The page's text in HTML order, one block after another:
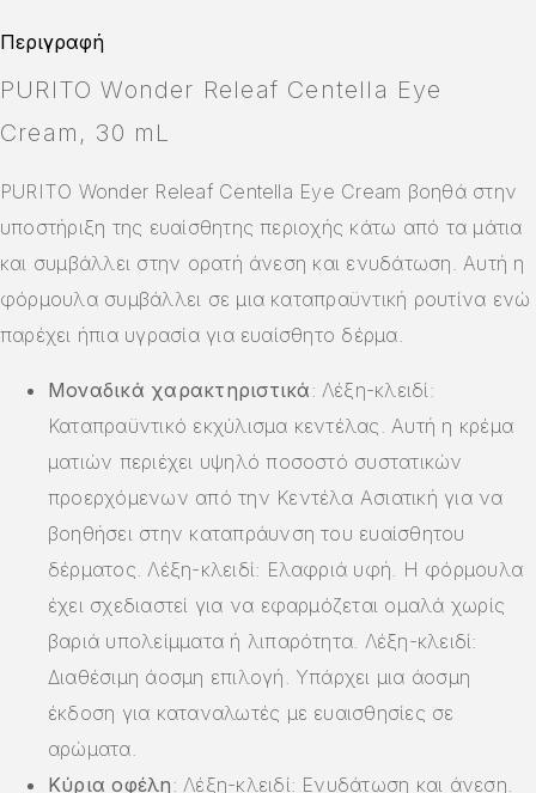
Περιγραφή
PURITO Wonder Releaf Centella Eye
Cream, 30 mL
PURITO Wonder Releaf Centella Eye Cream βοηθά στην
υποστήριξη της ευαίσθητης περιοχής κάτω από τα μάτια
και συμβάλλει στην ορατή άνεση και ενυδάτωση. Αυτή η
φόρμουλα συμβάλλει σε μια καταπραϋντική ρουτίνα ενώ
παρέχει ήπια υγρασία για ευαίσθητο δέρμα.
Μοναδικά χαρακτηριστικά: Λέξη-κλειδί:
Καταπραϋντικό εκχύλισμα κεντέλας. Αυτή η κρέμα
ματιών περιέχει υψηλό ποσοστό συστατικών
προερχόμενων από την Κεντέλα Ασιατική για να
βοηθήσει στην καταπράυνση του ευαίσθητου
δέρματος. Λέξη-κλειδί: Ελαφριά υφή. Η φόρμουλα
έχει σχεδιαστεί για να εφαρμόζεται ομαλά χωρίς
βαριά υπολείμματα ή λιπαρότητα. Λέξη-κλειδί:
Διαθέσιμη άοσμη επιλογή. Υπάρχει μια άοσμη
έκδοση για καταναλωτές με ευαισθησίες σε
αρώματα.
Κύρια οφέλη: Λέξη-κλειδί: Ενυδάτωση και άνεση.